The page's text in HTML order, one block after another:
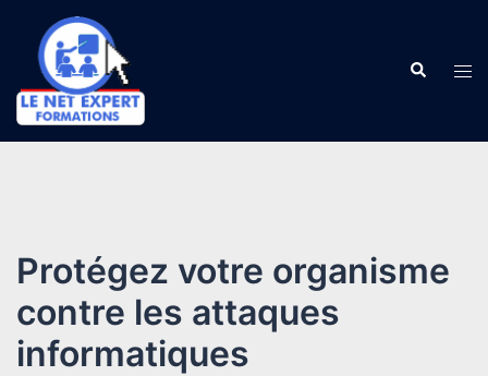
contenu
Protégez votre organisme
contre les attaques
informatiques